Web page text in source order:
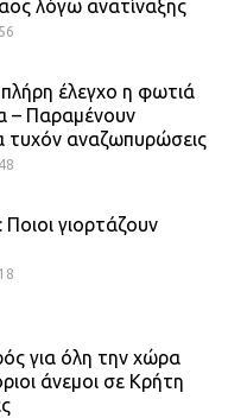
λόγω ανατίναξης
έλεγχο η φωτιά
– Παραμένουν
τυχόν αναζωπυρώσεις
Ποιοι γιορτάζουν
για όλη την χώρα
άνεμοι σε Κρήτη